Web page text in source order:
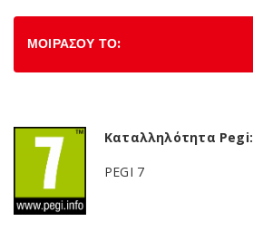
ΜΟΙΡΑΣΟΥ ΤΟ:
Καταλληλότητα Pegi:
PEGI 7